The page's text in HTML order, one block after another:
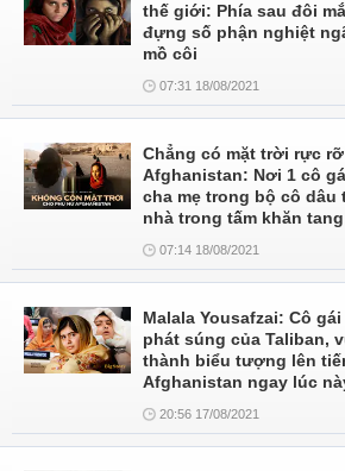
thế giới: Phía sau đôi
đựng số phận nghiệt
mồ côi
07:31 18/08/2021
Chẳng có mặt trời rực
Afghanistan: Nơi 1 cô
cha mẹ trong bộ cô dâu
nhà trong tấm khăn
07:14 18/08/2021
Malala Yousafzai: Cô
phát súng của Taliban,
thành biểu tượng lên
Afghanistan ngay lúc
20:56 17/08/2021